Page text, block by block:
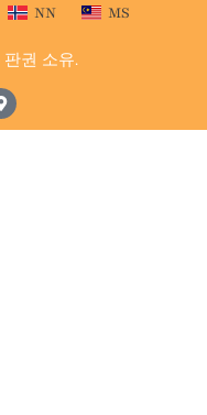
NN MS
권 소유.